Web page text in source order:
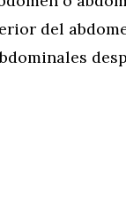
del